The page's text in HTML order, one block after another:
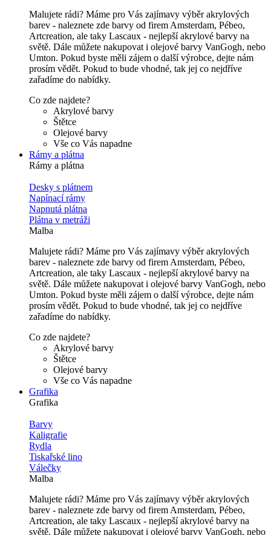
Malujete rádi? Máme pro Vás zajímavy výběr akrylových
barev - naleznete zde barvy od firem Amsterdam, Pébeo,
Artcreation, ale taky Lascaux - nejlepší akrylové barvy na
světě. Dále můžete nakupovat i olejové barvy VanGogh, nebo
Umton. Pokud byste měli zájem o další výrobce, dejte nám
prosím vědět. Pokud to bude vhodné, tak jej co nejdříve
zařadíme do nabídky.
Co zde najdete?
Akrylové barvy
Štětce
Olejové barvy
Vše co Vás napadne
Rámy a plátna
Rámy a plátna
Desky s plátnem
Napínací rámy
Napnutá plátna
Plátna v metráži
Malba
Malujete rádi? Máme pro Vás zajímavy výběr akrylových
barev - naleznete zde barvy od firem Amsterdam, Pébeo,
Artcreation, ale taky Lascaux - nejlepší akrylové barvy na
světě. Dále můžete nakupovat i olejové barvy VanGogh, nebo
Umton. Pokud byste měli zájem o další výrobce, dejte nám
prosím vědět. Pokud to bude vhodné, tak jej co nejdříve
zařadíme do nabídky.
Co zde najdete?
Akrylové barvy
Štětce
Olejové barvy
Vše co Vás napadne
Grafika
Grafika
Barvy
Kaligrafie
Rydla
Tiskařské lino
Válečky
Malba
Malujete rádi? Máme pro Vás zajímavy výběr akrylových
barev - naleznete zde barvy od firem Amsterdam, Pébeo,
Artcreation, ale taky Lascaux - nejlepší akrylové barvy na
světě. Dále můžete nakupovat i olejové barvy VanGogh, nebo